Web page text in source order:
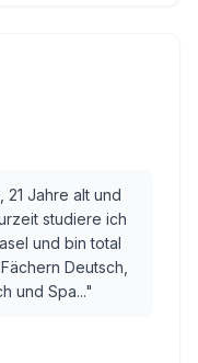
21 Jahre alt und
studiere ich
und bin total
Deutsch,
und Spa..."